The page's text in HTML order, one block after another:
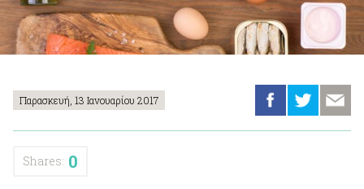
Παρασκευή, 13 Ιανουαρίου 2017
Shares: 0